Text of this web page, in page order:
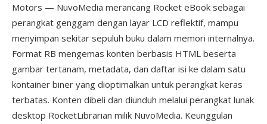
Motors — NuvoMedia merancang Rocket eBook sebagai
perangkat genggam dengan layar LCD reflektif, mampu
menyimpan sekitar sepuluh buku dalam memori internalnya.
Format RB mengemas konten berbasis HTML beserta
gambar tertanam, metadata, dan daftar isi ke dalam satu
kontainer biner yang dioptimalkan untuk perangkat keras
terbatas. Konten dibeli dan diunduh melalui perangkat lunak
desktop RocketLibrarian milik NuvoMedia. Keunggulan